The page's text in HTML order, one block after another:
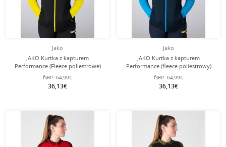
Jako
JAKO Kurtka z kapturem
Performance (Fleece poliestrowe)
czarna/żółta damska
fSRP: 64,99€
36,13€
Jako
JAKO Kurtka z kapturem
Performance (fleece poliestrowy)
granatowa/błękitna damska
fSRP: 64,99€
36,13€